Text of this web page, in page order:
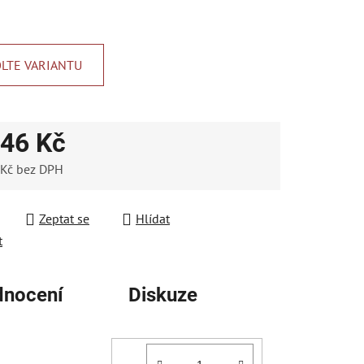
VARIANTU
46 Kč
bez DPH
Zeptat se
Hlídat
Diskuze